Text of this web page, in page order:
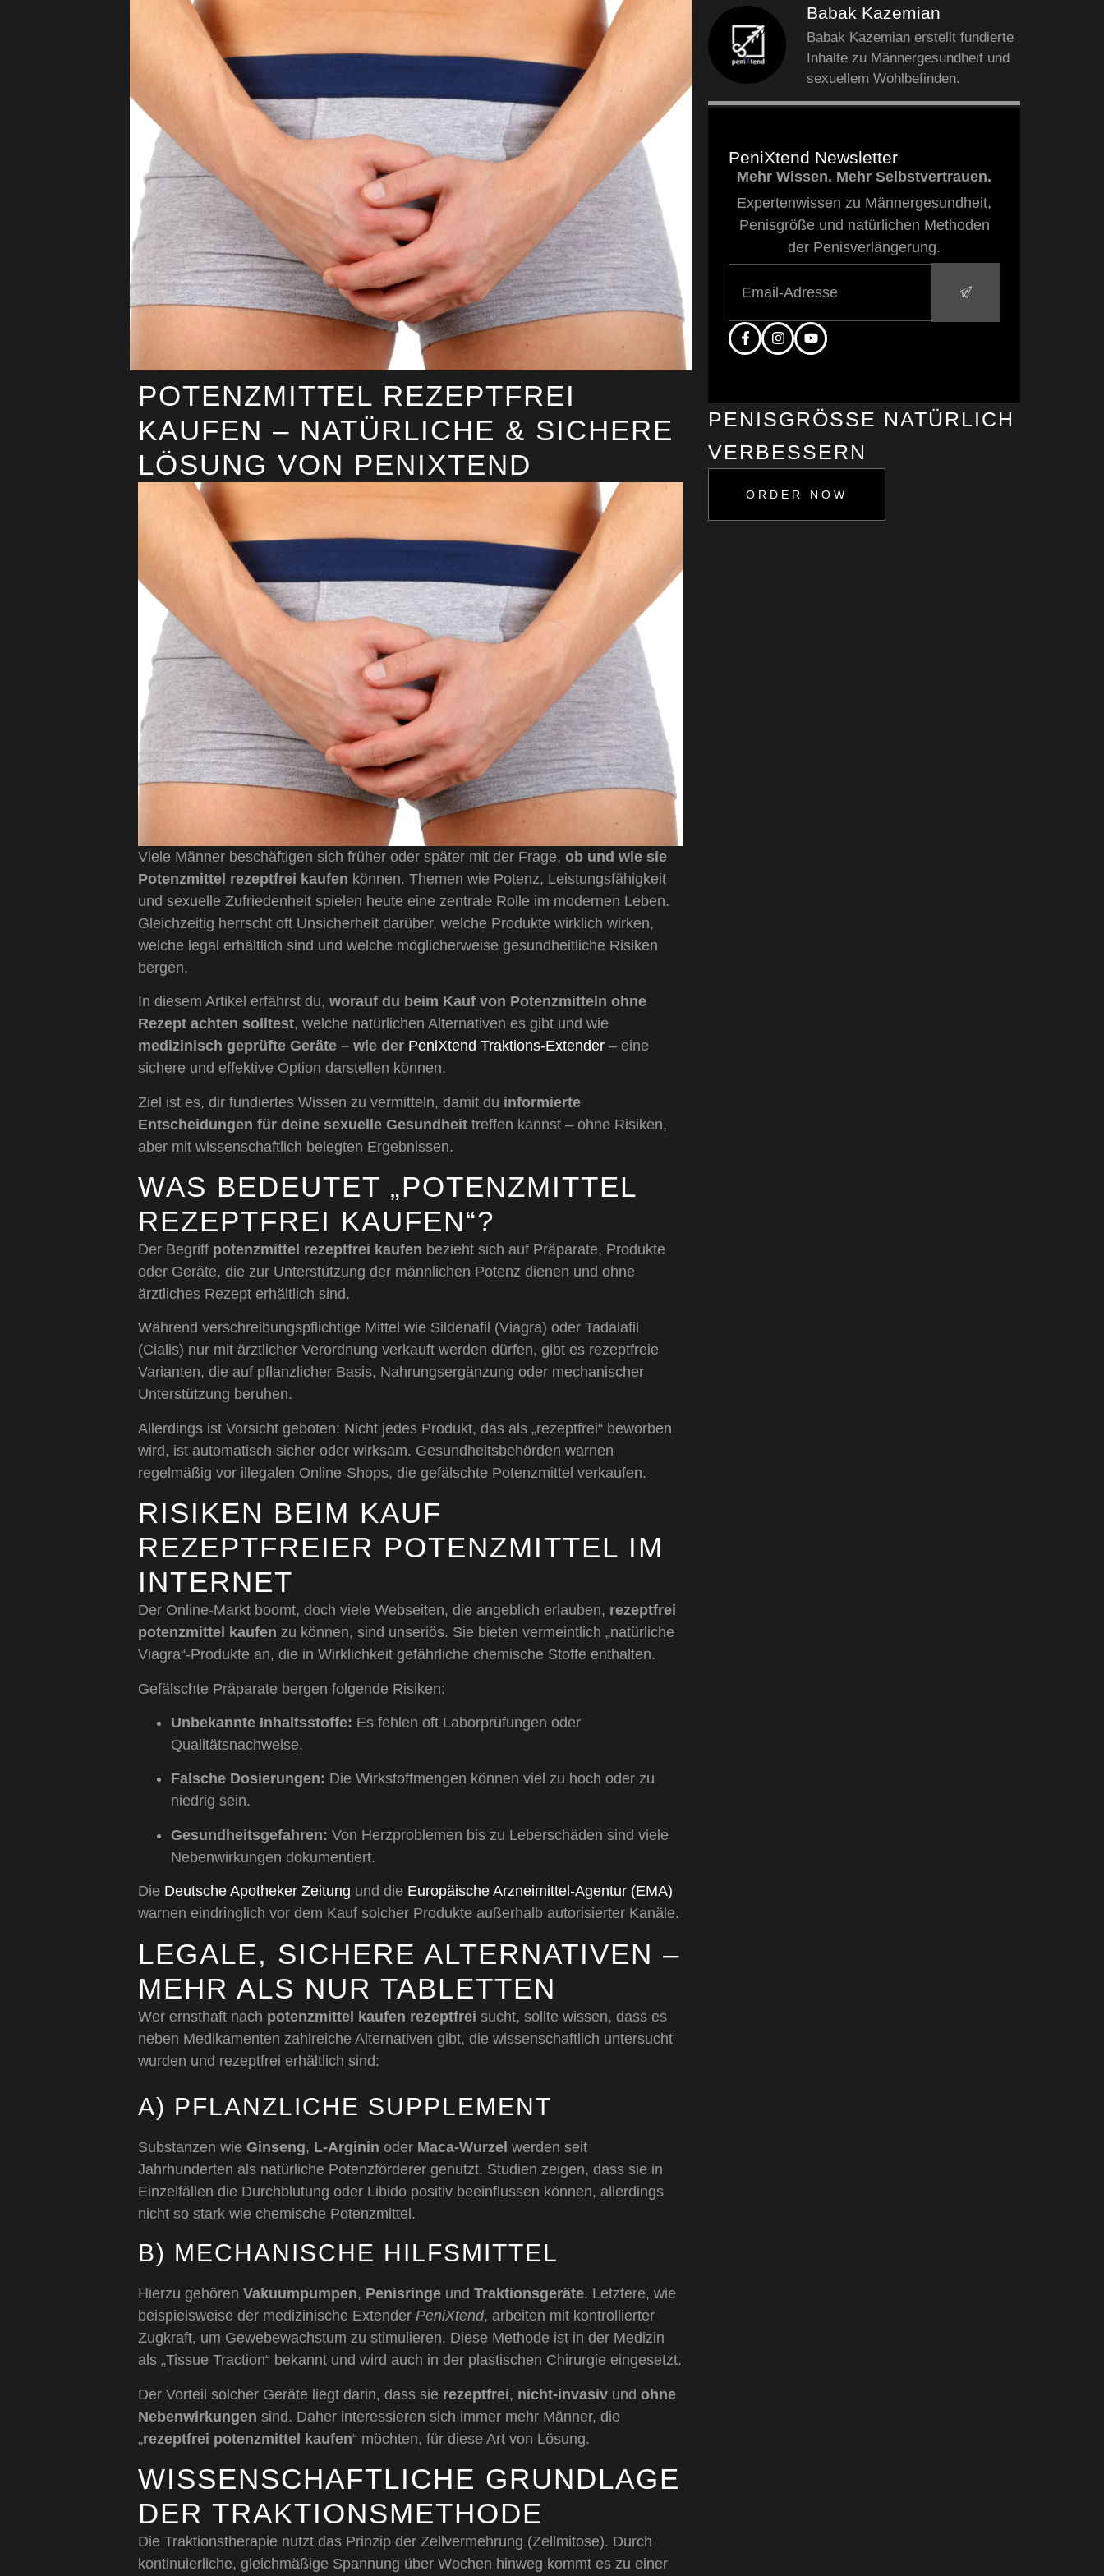
Babak Kazemian
Babak Kazemian erstellt fundierte
Inhalte zu Männergesundheit und
sexuellem Wohlbefinden.
PeniXtend Newsletter
Mehr Wissen. Mehr Selbstvertrauen.
Expertenwissen zu Männergesundheit,
Penisgröße und natürlichen Methoden
der Penisverlängerung.
PENISGRÖSSE NATÜRLICH V
ERBESSERN
ORDER NOW
POTENZMITTEL REZEPTFREI
KAUFEN – NATÜRLICHE & SICHERE
LÖSUNG VON PENIXTEND
Viele Männer beschäftigen sich früher oder später mit der Frage,ob und wie sie
Potenzmittel rezeptfrei kaufen können. Themen wie Potenz, Leistungsfähigkeit
und sexuelle Zufriedenheit spielen heute eine zentrale Rolle im modernen Leben.
Gleichzeitig herrscht oft Unsicherheit darüber, welche Produkte wirklich wirken,
welche legal erhältlich sind und welche möglicherweise gesundheitliche Risiken
bergen.
In diesem Artikel erfährst du,worauf du beim Kauf von Potenzmitteln ohne
Rezept achten solltest, welche natürlichen Alternativen es gibt und wie
medizinisch geprüfte Geräte – wie der PeniXtend Traktions-Extender – eine
sichere und effektive Option darstellen können.
Ziel ist es, dir fundiertes Wissen zu vermitteln, damit du informierte
Entscheidungen für deine sexuelle Gesundheit treffen kannst – ohne Risiken,
aber mit wissenschaftlich belegten Ergebnissen.
WAS BEDEUTET „POTENZMITTEL
REZEPTFREI KAUFEN“?
Der Begriff potenzmittel rezeptfrei kaufen bezieht sich auf Präparate, Produkte
oder Geräte, die zur Unterstützung der männlichen Potenz dienen und ohne
ärztliches Rezept erhältlich sind.
Während verschreibungspflichtige Mittel wie Sildenafil (Viagra) oder Tadalafil
(Cialis) nur mit ärztlicher Verordnung verkauft werden dürfen, gibt es rezeptfreie
Varianten, die auf pflanzlicher Basis, Nahrungsergänzung oder mechanischer
Unterstützung beruhen.
Allerdings ist Vorsicht geboten: Nicht jedes Produkt, das als „rezeptfrei“ beworben
wird, ist automatisch sicher oder wirksam. Gesundheitsbehörden warnen
regelmäßig vor illegalen Online-Shops, die gefälschte Potenzmittel verkaufen.
RISIKEN BEIM KAUF
REZEPTFREIER POTENZMITTEL IM
INTERNET
Der Online-Markt boomt, doch viele Webseiten, die angeblich erlauben, rezeptfrei
potenzmittel kaufen zu können, sind unseriös. Sie bieten vermeintlich „natürliche
Viagra“-Produkte an, die in Wirklichkeit gefährliche chemische Stoffe enthalten.
Gefälschte Präparate bergen folgende Risiken:
Unbekannte Inhaltsstoffe: Es fehlen oft Laborprüfungen oder
Qualitätsnachweise.
Falsche Dosierungen: Die Wirkstoffmengen können viel zu hoch oder zu
niedrig sein.
Gesundheitsgefahren: Von Herzproblemen bis zu Leberschäden sind viele
Nebenwirkungen dokumentiert.
Die Deutsche Apotheker Zeitung und die Europäische Arzneimittel-Agentur (EMA)
warnen eindringlich vor dem Kauf solcher Produkte außerhalb autorisierter Kanäle.
LEGALE, SICHERE ALTERNATIVEN –
MEHR ALS NUR TABLETTEN
Wer ernsthaft nach potenzmittel kaufen rezeptfrei sucht, sollte wissen, dass es
neben Medikamenten zahlreiche Alternativen gibt, die wissenschaftlich untersucht
wurden und rezeptfrei erhältlich sind:
A) PFLANZLICHE SUPPLEMENT
Substanzen wieGinseng, L-Arginin oder Maca-Wurzel werden seit
Jahrhunderten als natürliche Potenzförderer genutzt. Studien zeigen, dass sie in
Einzelfällen die Durchblutung oder Libido positiv beeinflussen können, allerdings
nicht so stark wie chemische Potenzmittel.
B) MECHANISCHE HILFSMITTEL
Hierzu gehörenVakuumpumpen, Penisringe undTraktionsgeräte. Letztere, wie
beispielsweise der medizinische ExtenderPeniXtend, arbeiten mit kontrollierter
Zugkraft, um Gewebewachstum zu stimulieren. Diese Methode ist in der Medizin
als „Tissue Traction“ bekannt und wird auch in der plastischen Chirurgie eingesetzt.
Der Vorteil solcher Geräte liegt darin, dass sie rezeptfrei, nicht-invasiv undohne
Nebenwirkungen sind. Daher interessieren sich immer mehr Männer, die
„rezeptfrei potenzmittel kaufen“ möchten, für diese Art von Lösung.
WISSENSCHAFTLICHE GRUNDLAGE
DER TRAKTIONSMETHODE
Die Traktionstherapie nutzt das Prinzip der Zellvermehrung (Zellmitose). Durch
kontinuierliche, gleichmäßige Spannung über Wochen hinweg kommt es zu einer